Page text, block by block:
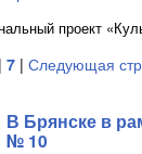
проект
| 7 | Следующая
В Брянске в
№ 10